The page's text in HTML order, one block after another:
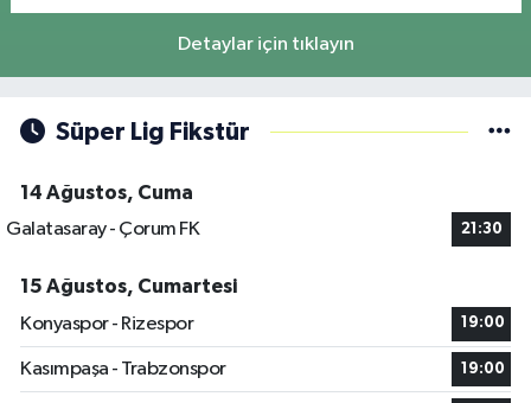
Detaylar için tıklayın
Süper Lig Fikstür
14 Ağustos, Cuma
Galatasaray - Çorum FK
21:30
15 Ağustos, Cumartesi
Konyaspor - Rizespor
19:00
Kasımpaşa - Trabzonspor 19:00